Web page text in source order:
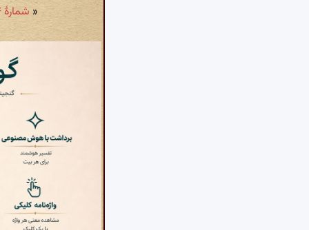
« شمارهٔ ۵۴: به احسان همتم می‌کرد قارون اهل دنیا را